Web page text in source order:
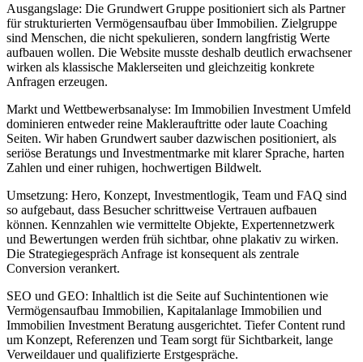
Ausgangslage: Die Grundwert Gruppe positioniert sich als Partner
für strukturierten Vermögensaufbau über Immobilien. Zielgruppe
sind Menschen, die nicht spekulieren, sondern langfristig Werte
aufbauen wollen. Die Website musste deshalb deutlich erwachsener
wirken als klassische Maklerseiten und gleichzeitig konkrete
Anfragen erzeugen.
Markt und Wettbewerbsanalyse: Im Immobilien Investment Umfeld
dominieren entweder reine Maklerauftritte oder laute Coaching
Seiten. Wir haben Grundwert sauber dazwischen positioniert, als
seriöse Beratungs und Investmentmarke mit klarer Sprache, harten
Zahlen und einer ruhigen, hochwertigen Bildwelt.
Umsetzung: Hero, Konzept, Investmentlogik, Team und FAQ sind
so aufgebaut, dass Besucher schrittweise Vertrauen aufbauen
können. Kennzahlen wie vermittelte Objekte, Expertennetzwerk
und Bewertungen werden früh sichtbar, ohne plakativ zu wirken.
Die Strategiegespräch Anfrage ist konsequent als zentrale
Conversion verankert.
SEO und GEO: Inhaltlich ist die Seite auf Suchintentionen wie
Vermögensaufbau Immobilien, Kapitalanlage Immobilien und
Immobilien Investment Beratung ausgerichtet. Tiefer Content rund
um Konzept, Referenzen und Team sorgt für Sichtbarkeit, lange
Verweildauer und qualifizierte Erstgespräche.